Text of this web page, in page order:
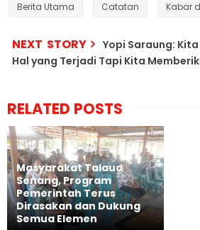
Berita Utama Catatan Kabar
NEXT STORY
Yopi Saraung:
Hal yang Terjadi Tapi Kita
RELATED POSTS
Masyarakat Talaud
Senang, Program
Pemerintah Terus
Dirasakan dan Dukung
Semua Elemen